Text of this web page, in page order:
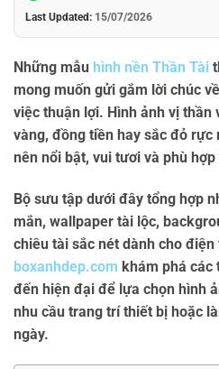
Last Updated: 15/07/2026
Những mẫu hình nền Thần Tài
mong muốn gửi gắm lời chúc
việc thuận lợi. Hình ảnh vị thần
vàng, đồng tiền hay sắc đỏ
nên nổi bật, vui tươi và phù
Bộ sưu tập dưới đây tổng hợp
mắn, wallpaper tài lộc,
chiêu tài sắc nét dành cho
boxanhdep.com khám phá các
đến hiện đại để lựa chọn hình
nhu cầu trang trí thiết bị hoặc
ngày.